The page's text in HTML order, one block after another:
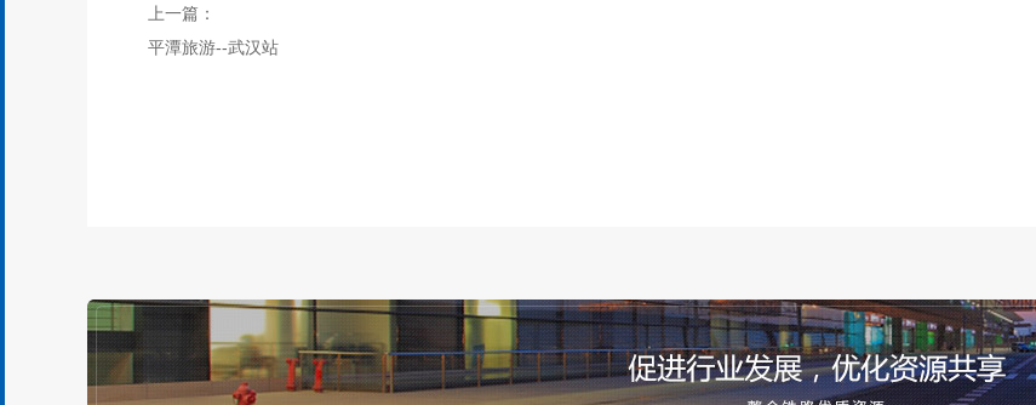
上一篇：
平潭旅游--武汉站